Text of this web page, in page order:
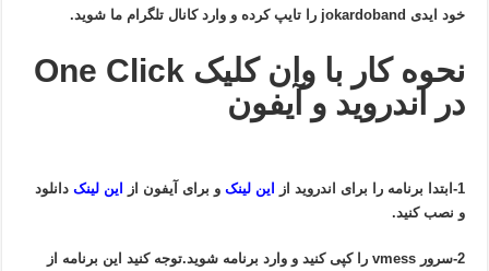
خود ایدی jokardoband را تایپ کرده و وارد کانال تلگرام ما شوید.
نحوه کار با وان کلیک One Click
در اندروید و آیفون
1-ابتدا برنامه را برای اندروید از این لینک و برای آیفون از این لینک دانلود
و نصب کنید.
2-سرور vmess را کپی کنید و وارد برنامه شوید.توجه کنید این برنامه از